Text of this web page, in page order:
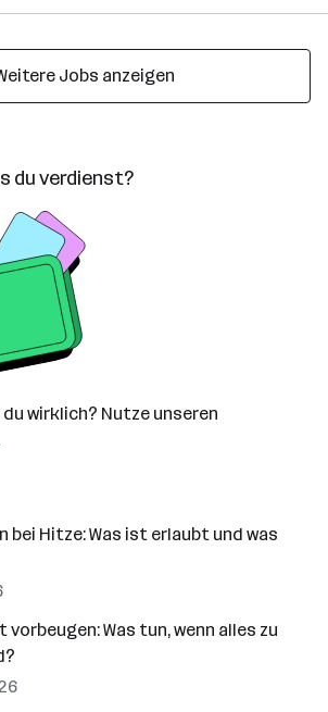
Jobs anzeigen
du verdienst?
wirklich? Nutze unseren
bei Hitze: Was ist erlaubt und was
vorbeugen: Was tun, wenn alles zu